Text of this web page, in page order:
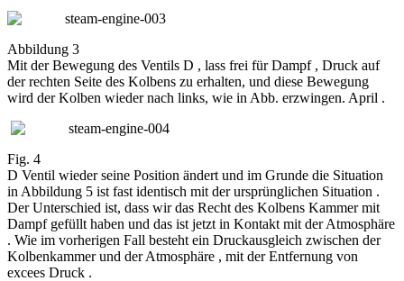
Abbildung 3
Mit der Bewegung des Ventils D , lass frei für Dampf , Druck auf
der rechten Seite des Kolbens zu erhalten, und diese Bewegung
wird der Kolben wieder nach links, wie in Abb. erzwingen. April .
Fig. 4
D Ventil wieder seine Position ändert und im Grunde die Situation
in Abbildung 5 ist fast identisch mit der ursprünglichen Situation .
Der Unterschied ist, dass wir das Recht des Kolbens Kammer mit
Dampf gefüllt haben und das ist jetzt in Kontakt mit der Atmosphäre
. Wie im vorherigen Fall besteht ein Druckausgleich zwischen der
Kolbenkammer und der Atmosphäre , mit der Entfernung von
excees Druck .